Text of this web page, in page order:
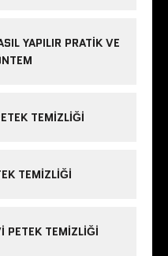
YAPILIR PRATIK VE
TEMIZLIĞI
TEMIZLIĞI
PETEK TEMIZLIĞI